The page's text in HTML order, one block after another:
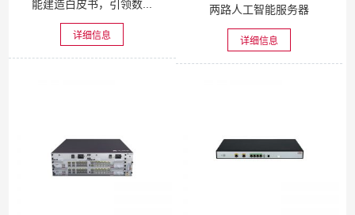
能建造白皮书，引领数...
详细信息
两路人工智能服务器
详细信息